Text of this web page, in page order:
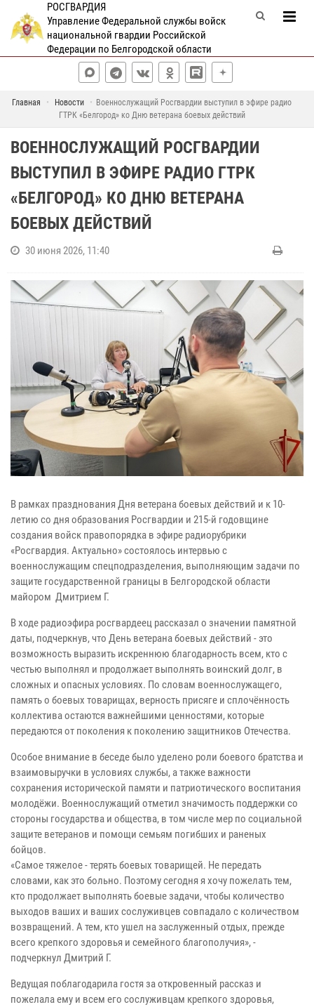
РОСГВАРДИЯ
Управление Федеральной службы войск
национальной гвардии Российской
Федерации по Белгородской области
Главная Новости
Военнослужащий Росгвардии выступил в эфире радио
ГТРК «Белгород» ко Дню ветерана боевых действий
ВОЕННОСЛУЖАЩИЙ РОСГВАРДИИ
ВЫСТУПИЛ В ЭФИРЕ РАДИО ГТРК
«БЕЛГОРОД» КО ДНЮ ВЕТЕРАНА
БОЕВЫХ ДЕЙСТВИЙ
30 июня 2026, 11:40
В рамках празднования Дня ветерана боевых действий и к 10-
летию со дня образования Росгвардии и 215-й годовщине
создания войск правопорядка в эфире радиорубрики
«Росгвардия. Актуально» состоялось интервью с
военнослужащим спецподразделения, выполняющим задачи по
защите государственной границы в Белгородской области
майором Дмитрием Г.
В ходе радиоэфира росгвардеец рассказал о значении памятной
даты, подчеркнув, что День ветерана боевых действий - это
возможность выразить искреннюю благодарность всем, кто с
честью выполнял и продолжает выполнять воинский долг, в
сложных и опасных условиях. По словам военнослужащего,
память о боевых товарищах, верность присяге и сплочённость
коллектива остаются важнейшими ценностями, которые
передаются от поколения к поколению защитников Отечества.
Особое внимание в беседе было уделено роли боевого братства и
взаимовыручки в условиях службы, а также важности
сохранения исторической памяти и патриотического воспитания
молодёжи. Военнослужащий отметил значимость поддержки со
стороны государства и общества, в том числе мер по социальной
защите ветеранов и помощи семьям погибших и раненых
бойцов.
«Самое тяжелое - терять боевых товарищей. Не передать
словами, как это больно. Поэтому сегодня я хочу пожелать тем,
кто продолжает выполнять боевые задачи, чтобы количество
выходов ваших и ваших сослуживцев совпадало с количеством
возвращений. А тем, кто ушел на заслуженный отдых, прежде
всего крепкого здоровья и семейного благополучия», -
подчеркнул Дмитрий Г.
Ведущая поблагодарила гостя за откровенный рассказ и
пожелала ему и всем его сослуживцам крепкого здоровья,